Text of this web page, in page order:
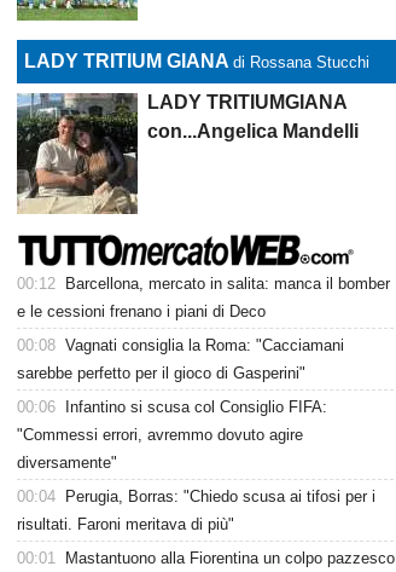
LADY TRITIUM GIANA di Rossana Stucchi
LADY TRITIUMGIANA
con...Angelica Mandelli
00:12
Barcellona, mercato in salita: manca il bomber
e le cessioni frenano i piani di Deco
00:08 Vagnati consiglia la Roma: "Cacciamani
sarebbe perfetto per il gioco di Gasperini"
00:06
Infantino si scusa col Consiglio FIFA:
"Commessi errori, avremmo dovuto agire
diversamente"
00:04
Perugia, Borras: "Chiedo scusa ai tifosi per i
risultati. Faroni meritava di più"
00:01
Mastantuono alla Fiorentina un colpo pazzesco